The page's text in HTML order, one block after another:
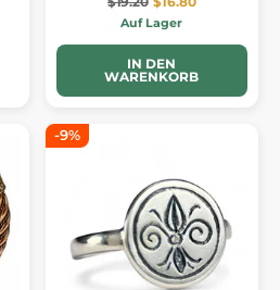
Auf Lager
IN DEN
WARENKORB
-9%